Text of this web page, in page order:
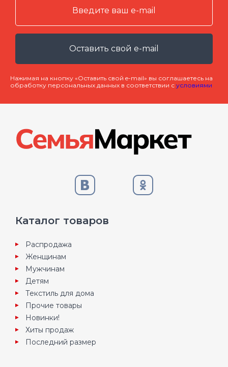
Оставить свой e-mail
Нажимая на кнопку «Оставить свой e-mail» вы соглашаетесь на
обработку персональных данных в соответствии с условиями
Каталог товаров
Распродажа
Женщинам
Мужчинам
Детям
Текстиль для дома
Прочие товары
Новинки!
Хиты продаж
Последний размер